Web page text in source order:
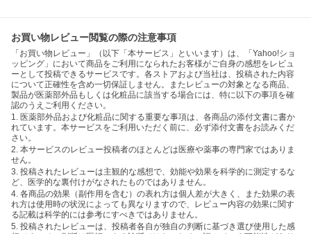
お買い物レビュー閲覧の際の注意事項
「お買い物レビュー」（以下「本サービス」といいます）は、「Yahoo!ショ
ッピング」において商品をご利用になられたお客様がご自身の感想をレビュ
ーとして投稿できるサービスです。各ストアおよび当社は、投稿された内容
について正確性を含め一切保証しません。またレビューの対象となる商品、
製品が医薬部外品もしくは化粧品に該当する場合には、特に以下の事項を確
認のうえご利用ください。
1. 医薬部外品および化粧品に関する重要な事項は、各商品の添付文書に書か
れています。本サービスをご利用いただく前に、必ず添付文書をお読みくだ
さい。
2. 本サービスのレビュー投稿者のほとんどは医療や薬事の専門家ではありま
せん。
3. 投稿されたレビューは主観的な感想で、効能や効果を科学的に測定するな
ど、医学的な裏付けがなされたものではありません。
4. 各商品の効果（副作用を含む）の表れ方は個人差が大きく、また効果の表
れ方は使用時の状況によっても異なりますので、レビュー内容の効果に関す
る記載は科学的には参考にすべきではありません。
5. 投稿されたレビューは、投稿者各自が独自の判断に基づき選び使用した感